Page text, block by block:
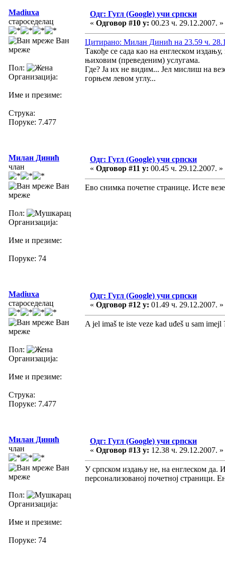
Madiuxa
староседелац
Ван
мреже
Пол:
Организација:
Име и презиме:
Струка:
Поруке: 7.477
Одг: Гугл (Google) учи српски
« Одговор #10 у: 00.23 ч. 29.12.2007. »
Цитирано: Милан Динић на 23.59 ч.
Такође се сада као на енглеском
њиховим (преведеним) услугама.
Где? Ја их не видим... Јел мислиш на
горњем левом углу...
Милан Динић
члан
Ван
мреже
Пол:
Организација:
Име и презиме:
Поруке: 74
Одг: Гугл (Google) учи српски
« Одговор #11 у: 00.45 ч. 29.12.2007. »
Ево снимка почетне странице. Исте
Madiuxa
староседелац
Ван
мреже
Пол:
Организација:
Име и презиме:
Струка:
Поруке: 7.477
Одг: Гугл (Google) учи српски
« Одговор #12 у: 01.49 ч. 29.12.2007. »
A jel imaš te iste veze kad uđeš u sam imejl
Милан Динић
члан
Ван
мреже
Пол:
Организација:
Име и презиме:
Поруке: 74
Одг: Гугл (Google) учи српски
« Одговор #13 у: 12.38 ч. 29.12.2007. »
У српском издању не, на енглеском да.
персонализованој почетној страници.